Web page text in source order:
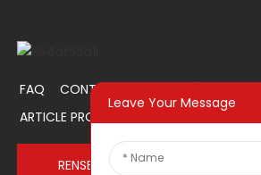
FAQ CONTACTEZ-NOUS
ARTICLE PROMOTIONNEL
RENSEIGNEZ-VOUS MAINTENANT
Leave Your Message